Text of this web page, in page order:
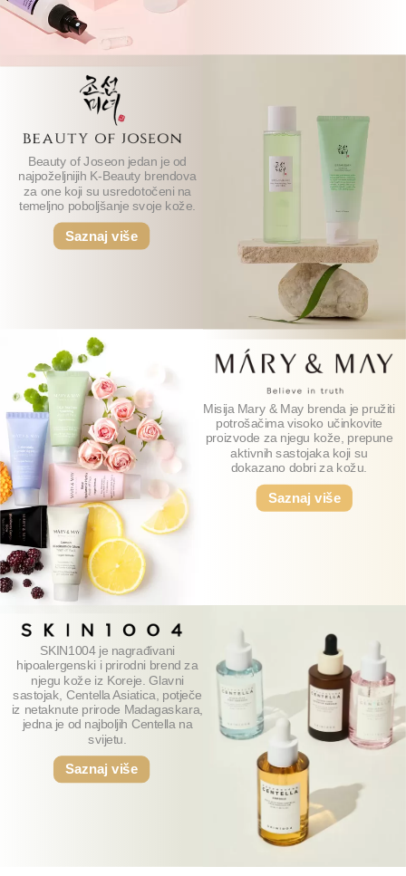
Beauty of Joseon jedan je od
najpoželjnijih K-Beauty brendova
za one koji su usredotočeni na
temeljno poboljšanje svoje kože.
Saznaj više
Misija Mary & May brenda je pružiti
potrošačima visoko učinkovite
proizvode za njegu kože, prepune
aktivnih sastojaka koji su
dokazano dobri za kožu.
Saznaj više
SKIN1004 je nagrađivani
hipoalergenski i prirodni brend za
njegu kože iz Koreje. Glavni
sastojak, Centella Asiatica, potječe
iz netaknute prirode Madagaskara,
jedna je od najboljih Centella na
svijetu.
Saznaj više